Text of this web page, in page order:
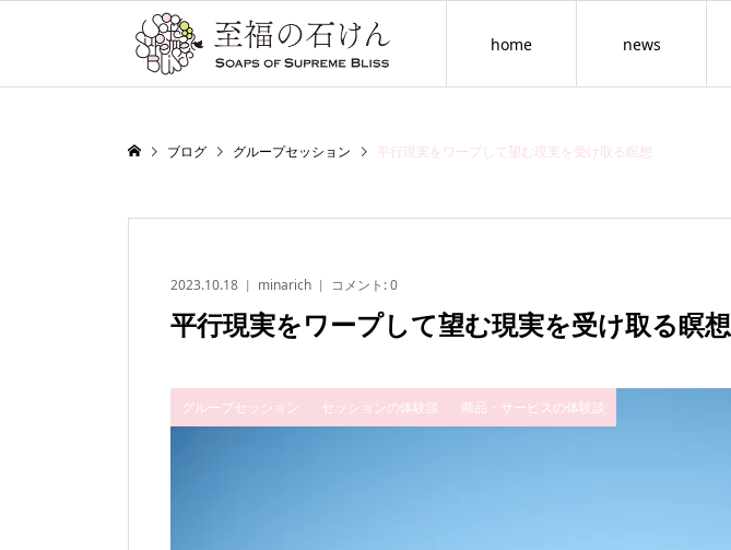
home news
ブログ グループセッション 平行現実をワープして望む現実を受け取る瞑想
2023.10.18 minarich コメント:0
平行現実をワープして望む現実を受け取る瞑想
グループセッション セッションの体験談 商品・サービスの体験談